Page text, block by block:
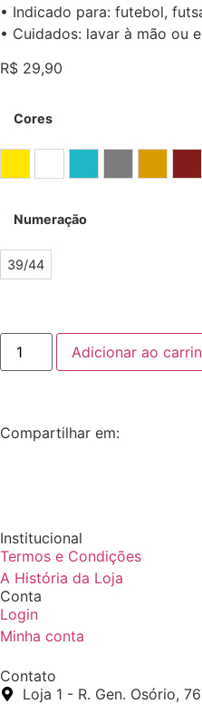
• Indicado para: futebol,
• Cuidados: lavar à mão ou
R$ 29,90
Cores
AmareloBrancoCelesteCinzaDourado
Numeração
39/44
Adicionar ao
Compartilhar em:
Institucional
Termos e Condições
A História da Loja
Conta
Login
Minha conta
Contato
Loja 1 - R. Gen. Osório,